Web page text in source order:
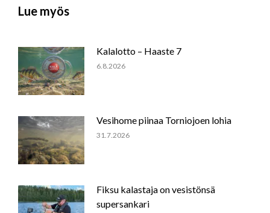
Lue myös
Kalalotto – Haaste 7
6.8.2026
Vesihome piinaa Torniojoen lohia
31.7.2026
Fiksu kalastaja on vesistönsä
supersankari